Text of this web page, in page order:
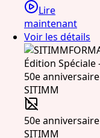
Lire
maintenant
Voir les détails
50e anniversaire
SITIMM